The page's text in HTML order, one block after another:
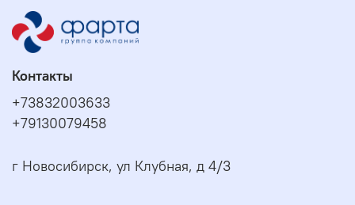
Контакты
+73832003633
+79130079458
г Новосибирск, ул Клубная, д 4/3